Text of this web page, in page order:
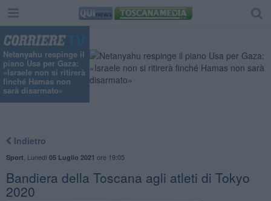
Netanyahu respinge il
piano Usa per Gaza:
«Israele non si ritirerà
finché Hamas non
sarà disarmato»
Indietro
Sport Lunedì 05 Luglio 2021 ore 19:05
Bandiera della Toscana agli atleti di Tokyo
2020